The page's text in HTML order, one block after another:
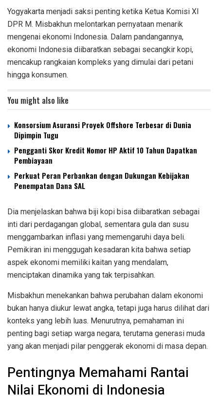
Yogyakarta menjadi saksi penting ketika Ketua Komisi XI
DPR M. Misbakhun melontarkan pernyataan menarik
mengenai ekonomi Indonesia. Dalam pandangannya,
ekonomi Indonesia diibaratkan sebagai secangkir kopi,
mencakup rangkaian kompleks yang dimulai dari petani
hingga konsumen.
You might also like
Konsorsium Asuransi Proyek Offshore Terbesar di Dunia
Dipimpin Tugu
Pengganti Skor Kredit Nomor HP Aktif 10 Tahun Dapatkan
Pembiayaan
Perkuat Peran Perbankan dengan Dukungan Kebijakan
Penempatan Dana SAL
Dia menjelaskan bahwa biji kopi bisa diibaratkan sebagai
inti dari perdagangan global, sementara gula dan susu
menggambarkan inflasi yang memengaruhi daya beli.
Pemikiran ini menggugah kesadaran kita bahwa setiap
aspek ekonomi memiliki kaitan yang mendalam,
menciptakan dinamika yang tak terpisahkan.
Misbakhun menekankan bahwa perubahan dalam ekonomi
bukan hanya diukur lewat angka, tetapi juga harus dilihat dari
konteks yang lebih luas. Menurutnya, pemahaman ini
penting bagi setiap warga negara, terutama generasi muda
yang akan menjadi pilar penggerak ekonomi di masa depan.
Pentingnya Memahami Rantai
Nilai Ekonomi di Indonesia